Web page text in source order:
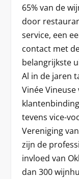
65% van de
door
service, een
contact met
belangrijkste
Al in de jaren
Vinée
tevens vice-
Vereniging
zijn de
invloed van
dan 300